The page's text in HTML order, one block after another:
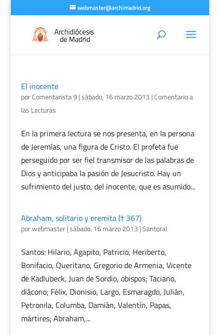
webmaster@archimadrid.org
El inocente
porComentarista 9 |sábado, 16 marzo 2013 |Comentario a
las Lecturas
En la primera lectura se nos presenta, en la persona
de Jeremías, una figura de Cristo. El profeta fue
perseguido por ser fiel transmisor de las palabras de
Dios y anticipaba la pasión de Jesucristo. Hay un
sufrimiento del justo, del inocente, que es asumido...
Abraham, solitario y eremita († 367)
porwebmaster|sábado, 16 marzo 2013 |Santoral
Santos: Hilario, Agapito, Patricio, Heriberto,
Bonifacio, Queritano, Gregorio de Armenia, Vicente
de Kadlubeck, Juan de Sordio, obispos; Taciano,
diácono; Félix, Dionisio, Largo, Esmaragdo, Julián,
Petronila, Columba, Damián, Valentín, Papas,
mártires; Abraham,...